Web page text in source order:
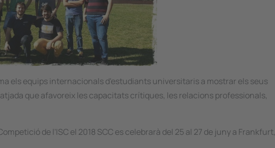
els equips internacionals d'estudiants universitaris a mostrar els seus
que afavoreix les capacitats crítiques, les relacions professionals,
de l'ISC el 2018 SCC es celebrarà del 25 al 27 de juny a Frankfurt,